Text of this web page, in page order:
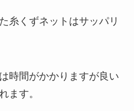
糸くずネットはサッパリ
時間がかかりますが良い
ます。